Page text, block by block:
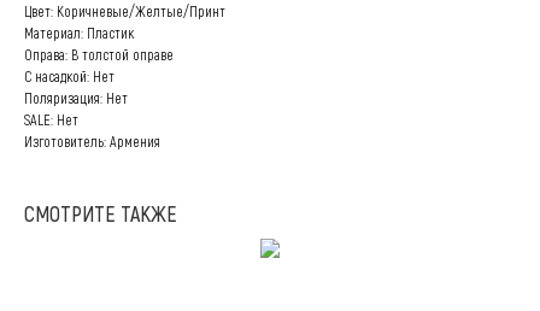
Цвет: Коричневые/Желтые/Принт
Материал: Пластик
Оправа: В толстой оправе
С насадкой: Нет
Поляризация: Нет
SALE: Нет
Изготовитель: Армения
СМОТРИТЕ ТАКЖЕ